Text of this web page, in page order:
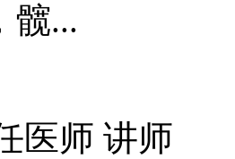
髋...
医师 讲师